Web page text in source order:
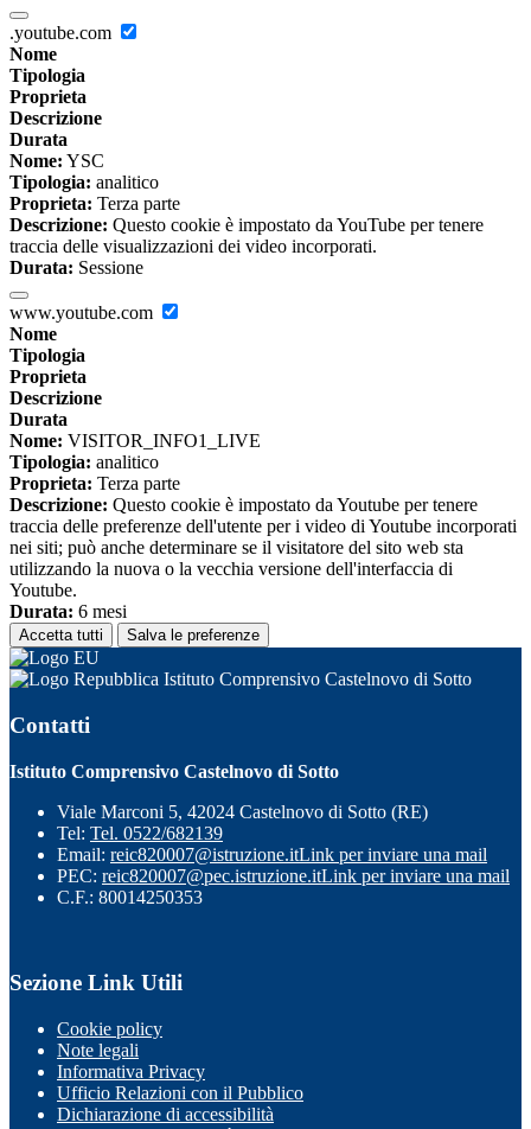
.youtube.com
Nome
Tipologia
Proprieta
Descrizione
Durata
Nome: YSC
Tipologia: analitico
Proprieta: Terza parte
Descrizione: Questo cookie è impostato da YouTube per tenere
traccia delle visualizzazioni dei video incorporati.
Durata: Sessione
www.youtube.com
Nome
Tipologia
Proprieta
Descrizione
Durata
Nome: VISITOR_INFO1_LIVE
Tipologia: analitico
Proprieta: Terza parte
Descrizione: Questo cookie è impostato da Youtube per tenere
traccia delle preferenze dell'utente per i video di Youtube incorporati
nei siti; può anche determinare se il visitatore del sito web sta
utilizzando la nuova o la vecchia versione dell'interfaccia di
Youtube.
Durata: 6 mesi
Accetta tutti Salva le preferenze
Istituto Comprensivo Castelnovo di Sotto
Contatti
Istituto Comprensivo Castelnovo di Sotto
Viale Marconi 5, 42024 Castelnovo di Sotto (RE)
Tel: Tel. 0522/682139
Email: reic820007@istruzione.itLink per inviare una mail
PEC: reic820007@pec.istruzione.itLink per inviare una mail
C.F.: 80014250353
Sezione Link Utili
Cookie policy
Note legali
Informativa Privacy
Ufficio Relazioni con il Pubblico
Dichiarazione di accessibilità